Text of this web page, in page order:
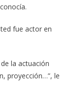
fue actor en
la actuación
proyección…”, le